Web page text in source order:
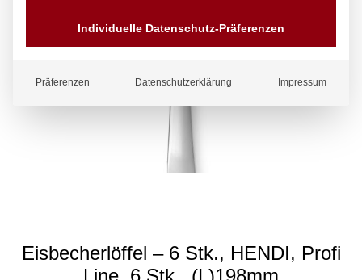
Eisbecherlöffel – 6 Stk., HENDI, Profi
Line, 6 Stk., (L)198mm
Individuelle Datenschutz-Präferenzen
Präferenzen Datenschutzerklärung Impressum